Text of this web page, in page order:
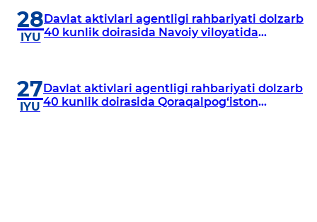
28
IYU
Davlat aktivlari agentligi rahbariyati dolzarb
40 kunlik doirasida Navoiy viloyatida
27
IYU
Davlat aktivlari agentligi rahbariyati dolzarb
40 kunlik doirasida Qoraqalpog‘iston